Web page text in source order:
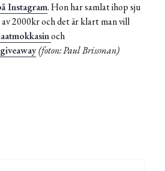
Instagram. Hon har samlat ihop sju
2000kr och det är klart man vill
och
(foton: Paul Brissman)